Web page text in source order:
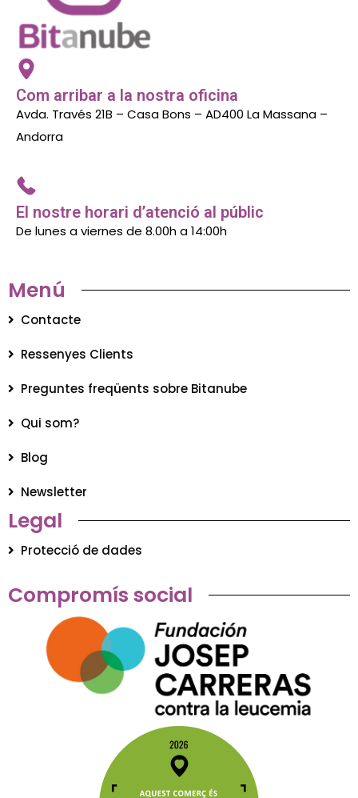
Com arribar a la nostra oficina
Avda. Través 21B – Casa Bons – AD400 La Massana –
Andorra
El nostre horari d’atenció al públic
De lunes a viernes de 8.00h a 14:00h
Menú
Contacte
Ressenyes Clients
Preguntes freqüents sobre Bitanube
Qui som?
Blog
Newsletter
Legal
Protecció de dades
Compromís social